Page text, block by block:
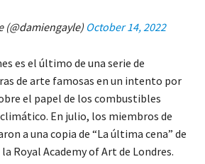
(@damiengayle) October 14, 2022
es el último de una serie de
de arte famosas en un intento por
el papel de los combustibles
En julio, los miembros de
a una copia de “La última cena” de
Royal Academy of Art de Londres.